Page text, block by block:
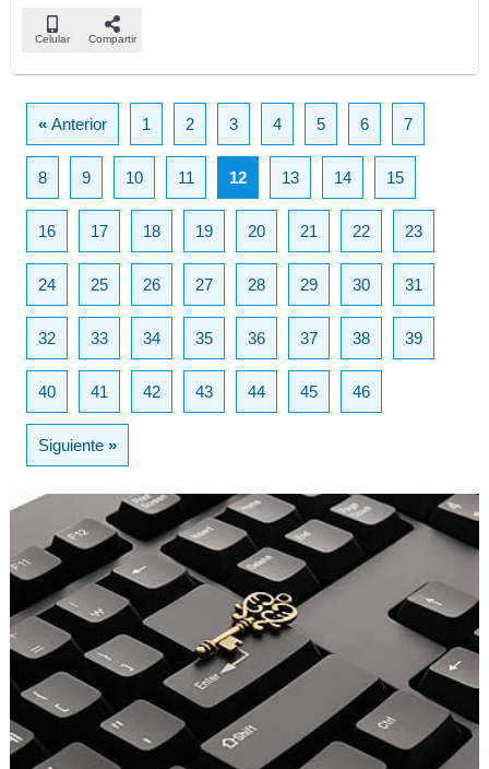
Celular Compartir
«Anterior 1 2 3 4 5 6 7
8 9 10 11 12 13 14 15
16 17 18 19 20 21 22 23
24 25 26 27 28 29 30 31
32 33 34 35 36 37 38 39
40 41 42 43 44 45 46
Siguiente»